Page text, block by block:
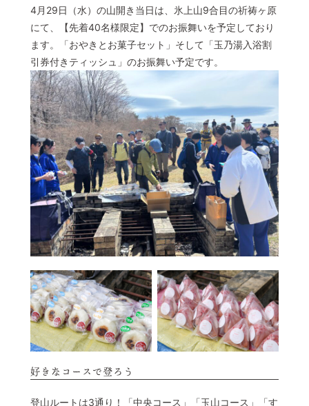
4月29日（水）の山開き当日は、氷上山9合目の祈祷ヶ原
にて、【先着40名様限定】でのお振舞いを予定しており
ます。「おやきとお菓子セット」そして「玉乃湯入浴割
引券付きティッシュ」のお振舞い予定です。
好きなコースで登ろう
登山ルートは3通り！「中央コース」「玉山コース」「す